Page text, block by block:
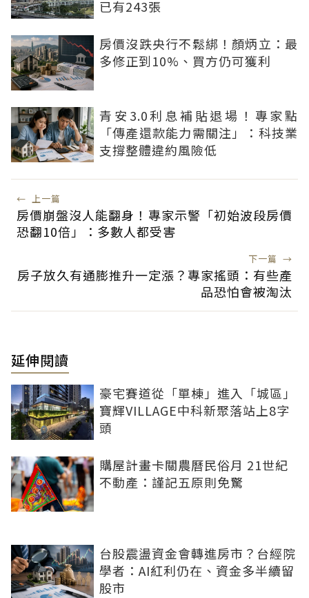
已有243張
房價沒跌央行不鬆綁！顏炳立：最
多修正到10%、買方仍可獲利
青安3.0利息補貼退場！專家點
「傳產還款能力需關注」：科技業
支撐整體違約風險低
← 上一篇
房價崩盤沒人能翻身！專家示警「初始波段房價
恐翻10倍」：多數人都受害
下一篇 →
房子放久有通膨推升一定漲？專家搖頭：有些產
品恐怕會被淘汰
延伸閱讀
豪宅賽道從「單棟」進入「城區」
寶輝VILLAGE中科新聚落站上8字
頭
購屋計畫卡關農曆民俗月 21世紀
不動產：謹記五原則免驚
台股震盪資金會轉進房市？台經院
學者：AI紅利仍在、資金多半續留
股市